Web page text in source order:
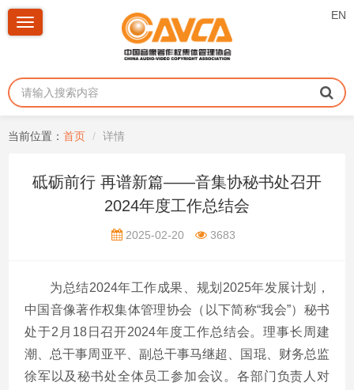
EN
Toggle
当前位置： 首页 详情
砥砺前行 再谱新篇——音集协秘书处召开
2024年度工作总结会
2025-02-20 3683
为总结2024年工作成果、规划2025年发展计划，
中国音像著作权集体管理协会（以下简称“我会”）秘书
处于2月18日召开2024年度工作总结会。理事长周建
潮、总干事周亚平、副总干事马继超、国琨、财务总监
徐军以及秘书处全体员工参加会议。各部门负责人对